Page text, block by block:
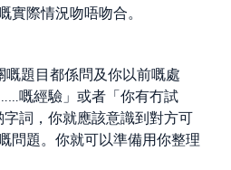
實際情況吻唔吻合。
題目都係問及你以前嘅處
嘅經驗」或者「你有冇試
詞，你就應該意識到對方可
問題。你就可以準備用你整理